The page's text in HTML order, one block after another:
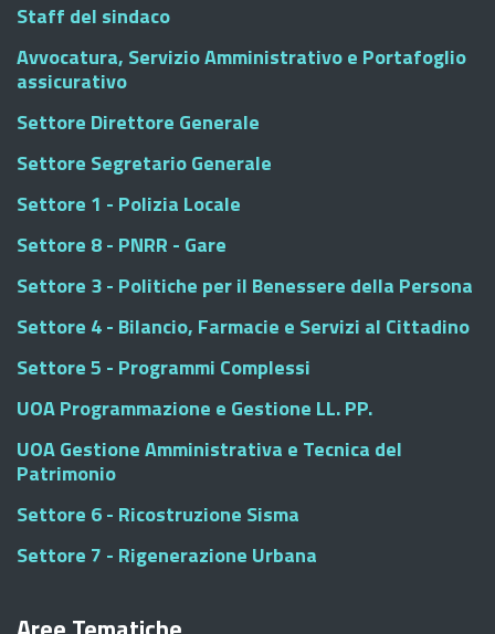
Staff del sindaco
Avvocatura, Servizio Amministrativo e Portafoglio
assicurativo
Settore Direttore Generale
Settore Segretario Generale
Settore 1 - Polizia Locale
Settore 8 - PNRR - Gare
Settore 3 - Politiche per il Benessere della Persona
Settore 4 - Bilancio, Farmacie e Servizi al Cittadino
Settore 5 - Programmi Complessi
UOA Programmazione e Gestione LL. PP.
UOA Gestione Amministrativa e Tecnica del
Patrimonio
Settore 6 - Ricostruzione Sisma
Settore 7 - Rigenerazione Urbana